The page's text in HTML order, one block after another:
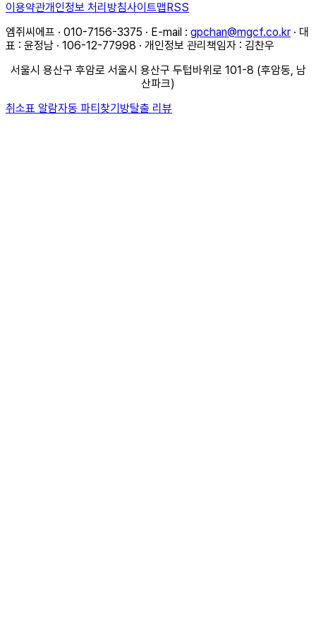
이용약관개인정보 처리방침사이트맵RSS
엠쥐씨에프 · 010-7156-3375 · E-mail : gpchan@mgcf.co.kr · 대
표 : 윤정남 · 106-12-77998 · 개인정보 관리책임자 : 김찬우
서울시 용산구 후암로 서울시 용산구 두텁바위로 101-8 (후암동, 남
산파크)
취소표 알람자동 파티찾기방탈출 리뷰